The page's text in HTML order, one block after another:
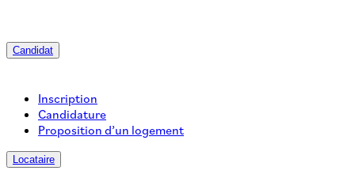
Candidat
Inscription
Candidature
Proposition d’un logement
Locataire